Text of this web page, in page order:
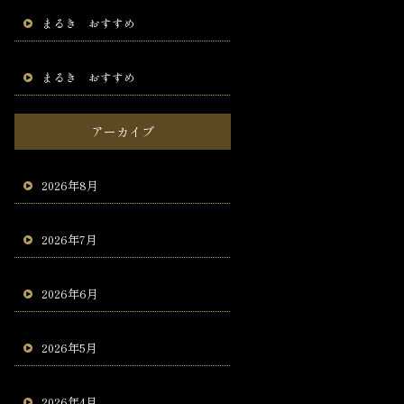
まるき おすすめ
まるき おすすめ
アーカイブ
2026年8月
2026年7月
2026年6月
2026年5月